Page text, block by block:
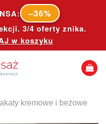
–36%
3/4 oferty znika.
w koszyku
kremowe i beżowe